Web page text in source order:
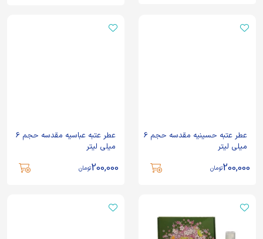
عطر عتبه حسینیه مقدسه حجم 6
میلی لیتر
200,000تومان
عطر عتبه عباسیه مقدسه حجم 6
میلی لیتر
200,000تومان